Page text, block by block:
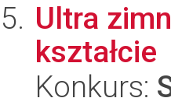
Ultra
kształcie
Konkurs: